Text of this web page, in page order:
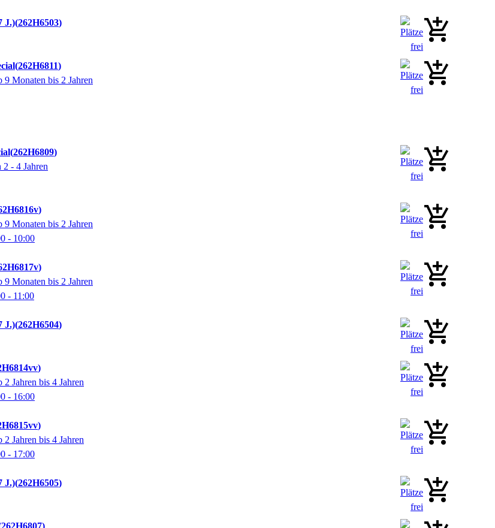
J.) 262H6503
262H6811
Monaten bis 2 Jahren
262H6809
- 4 Jahren
Monaten bis 2 Jahren
- 10:00
Monaten bis 2 Jahren
- 11:00
J.) 262H6504
Jahren bis 4 Jahren
- 16:00
Jahren bis 4 Jahren
- 17:00
J.) 262H6505
262H6807